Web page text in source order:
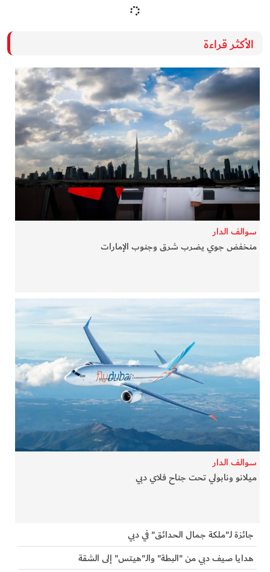
الأكثر قراءة
سوالف الدار
منخفض جوي يضرب شرق وجنوب الإمارات
سوالف الدار
ميلانو ونابولي تحت جناح فلاي دبي
جائزة لـ"ملكة جمال الحدائق" في دبي
هدايا صيف دبي من "البطة" والـ"هيتس" إلى الشقة